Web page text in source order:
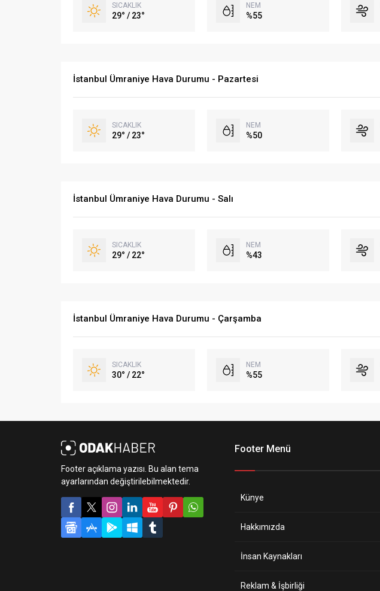
SICAKLIK
29° / 23°
NEM
%55
İstanbul Ümraniye Hava Durumu - Pazartesi
SICAKLIK
29° / 23°
NEM
%50
İstanbul Ümraniye Hava Durumu - Salı
SICAKLIK
29° / 22°
NEM
%43
İstanbul Ümraniye Hava Durumu - Çarşamba
SICAKLIK
30° / 22°
NEM
%55
Footer açıklama yazısı. Bu alan tema
ayarlarından değiştirilebilmektedir.
Footer Menü
Künye
Hakkımızda
İnsan Kaynakları
Reklam & İşbirliği